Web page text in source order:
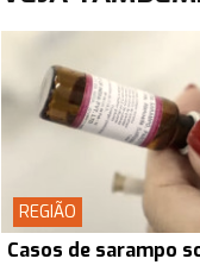
REGIÃO
Casos de sarampo